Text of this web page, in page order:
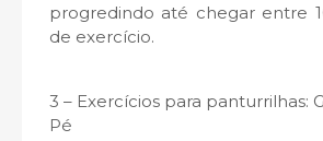
progredindo até chegar entre
de exercício.
3 – Exercícios para panturrilhas:
Pé